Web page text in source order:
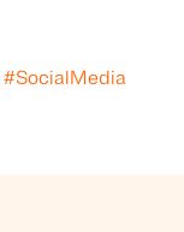
#SocialMedia